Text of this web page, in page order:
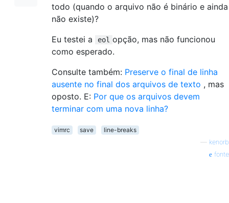
todo (quando o arquivo não é binário e ainda
não existe)?
Eu testei a
eol opção, mas não funcionou
como esperado.
Consulte também: Preserve o final de linha
ausente no final dos arquivos de texto , mas
oposto. E: Por que os arquivos devem
terminar com uma nova linha?
vimrc save
line-breaks
kenorb
fonte